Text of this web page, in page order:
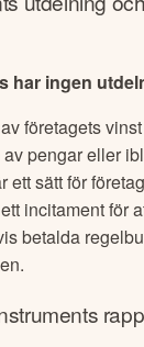
har ingen
företagets
pengar eller
ett sätt för
incitament för
betalda